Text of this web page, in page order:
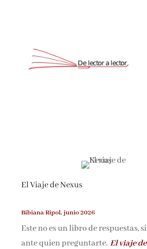
El Viaje de Nexus
Bibiana Ripol, junio 2026
Este no es un libro de respuestas,
ante quien preguntarte. El viaje de
Suscríbete
Únete a nuestra comunidad de
Nombre*